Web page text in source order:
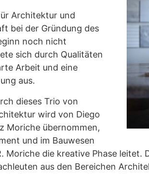
Architektur und
bei der Gründung des
noch nicht
sich durch Qualitäten
Arbeit und eine
aus.
dieses Trio von
wird von Diego
Moriche übernommen,
und im Bauwesen
Moriche die kreative Phase leitet.
aus den Bereichen